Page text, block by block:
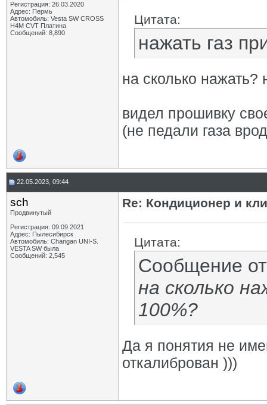
Регистрация: 26.03.2020
Адрес: Пермь
Автомобиль: Vesta SW CROSS
H4M CVT Платина
Сообщений: 8,890
Цитата:
нажать газ
на сколько
видел прошивку
(не педали газа
22.05.2023, 09:44
sch
Продвинутый
Регистрация: 09.09.2021
Адрес: Пылесибирск
Автомобиль: Changan UNI-S.
VESTA SW была
Сообщений: 2,545
Re: Кондиционер и
Цитата:
Сообщение
на сколько
100%?
Да я понятия не
откалиброван )))